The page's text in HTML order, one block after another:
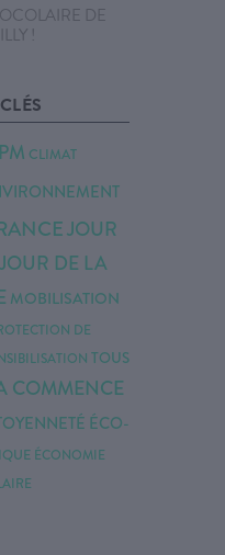
DE
!
CLIMAT
JOUR
JOUR DE LA
MOBILISATION
DE
TOUS
COMMENCE
ÉCO-
ÉCONOMIE